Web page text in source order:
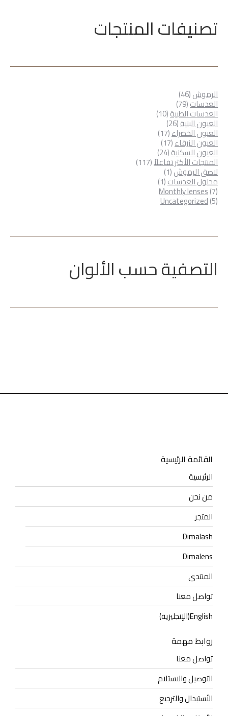
تصنيفات المنتجات
الرموش 46
46
منتج العدسات 79
79
منتج
العدسات الطبية 10
10
العيون البنية 26
26
منتجالعيون الخضراء 17
17
العيون الزرقاء 17
17
منتج العيون السكنية 24
24
منتجالمنتجات الأكثر تفاعلاً 117
117
لاصق الرموش 1
1
منتجمحلول العدسات 1
1
منتجMonthly lenses 7
7
منتجات
Uncategorized 5
5
التصفية حسب الألوان
القائمة الرئيسية
الرئيسية
من نحن
المتجر
Dimalash
Dimalens
المنتدى
تواصل معنا
English
(الإنجليزية)
روابط مهمة
تواصل معنا
التوصيل والاستلام
الأستبدال والترجيع